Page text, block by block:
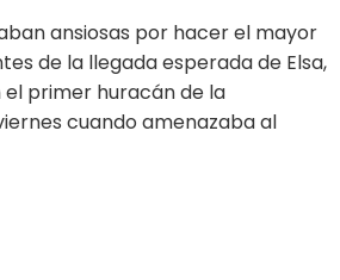
ansiosas por hacer el mayor
de la llegada esperada de Elsa,
primer huracán de la
cuando amenazaba al